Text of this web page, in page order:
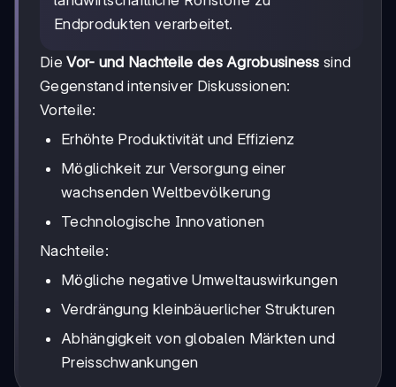
Endprodukten verarbeitet.
DieVor- und Nachteile des Agrobusiness sind
Gegenstand intensiver Diskussionen:
Vorteile:
Erhöhte Produktivität und Effizienz
Möglichkeit zur Versorgung einer
wachsenden Weltbevölkerung
Technologische Innovationen
Nachteile:
Mögliche negative Umweltauswirkungen
Verdrängung kleinbäuerlicher Strukturen
Abhängigkeit von globalen Märkten und
Preisschwankungen